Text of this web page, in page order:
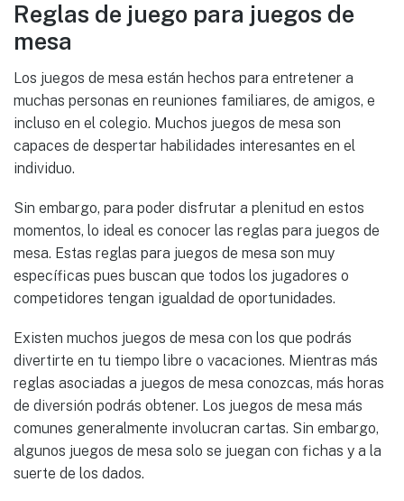
Reglas de juego para juegos de
mesa
Los juegos de mesa están hechos para entretener a
muchas personas en reuniones familiares, de amigos, e
incluso en el colegio. Muchos juegos de mesa son
capaces de despertar habilidades interesantes en el
individuo.
Sin embargo, para poder disfrutar a plenitud en estos
momentos, lo ideal es conocer las reglas para juegos de
mesa. Estas reglas para juegos de mesa son muy
específicas pues buscan que todos los jugadores o
competidores tengan igualdad de oportunidades.
Existen muchos juegos de mesa con los que podrás
divertirte en tu tiempo libre o vacaciones. Mientras más
reglas asociadas a juegos de mesa conozcas, más horas
de diversión podrás obtener. Los juegos de mesa más
comunes generalmente involucran cartas. Sin embargo,
algunos juegos de mesa solo se juegan con fichas y a la
suerte de los dados.